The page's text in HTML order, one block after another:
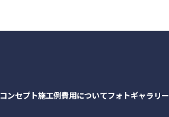
コンセプト施工例費用についてフォトギャラリー